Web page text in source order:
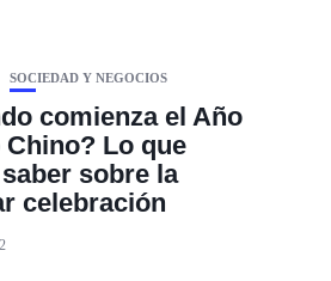
SOCIEDAD Y NEGOCIOS
comienza el Año
Chino? Lo que
sobre la
celebración